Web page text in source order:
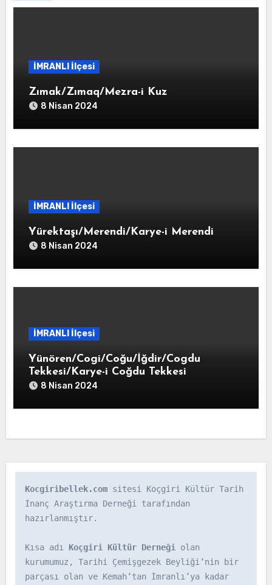
İMRANLI İlçesi
Zımak/Zımaq/Mezra-i Kuz
8 Nisan 2024
İMRANLI İlçesi
Yürektaşı/Merendi/Karye-i Merendi
8 Nisan 2024
İMRANLI İlçesi
Yünören/Cogi/Coğu/İğdir/Cogdu
Tekkesi/Karye-i Coğdu Tekkesi
8 Nisan 2024
Kocgiribellek.com sitesi Koçgiri Kültür Tarih
İnanç Araştırma Derneği tarafından
hazırlanmıştır.
Kısa adı Koçgiri Kültür Derneği olan
kurumumuz, Tarihi Çemişgezek Beyliği’nin bir
parçası olan ve Kemah’tan İmranlı’ya kadar